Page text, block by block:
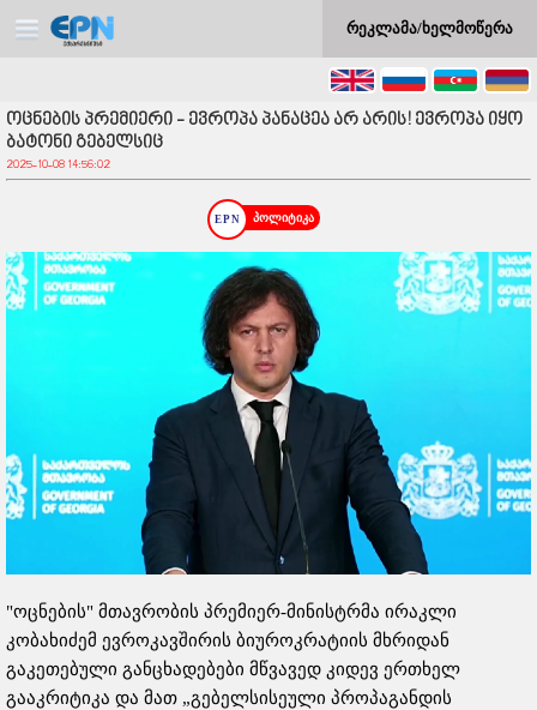
რეკლამა/ხელმოწერა
ოცნების პრემიერი - ევროპა პანაცეა არ არის! ევროპა იყო
ბატონი გებელსიც
2025-10-08 14:56:02
პოლიტიკა
"ოცნების" მთავრობის პრემიერ-მინისტრმა ირაკლი
კობახიძემ ევროკავშირის ბიუროკრატიის მხრიდან
გაკეთებული განცხადებები მწვავედ კიდევ ერთხელ
გააკრიტიკა და მათ „გებელსისეული პროპაგანდის